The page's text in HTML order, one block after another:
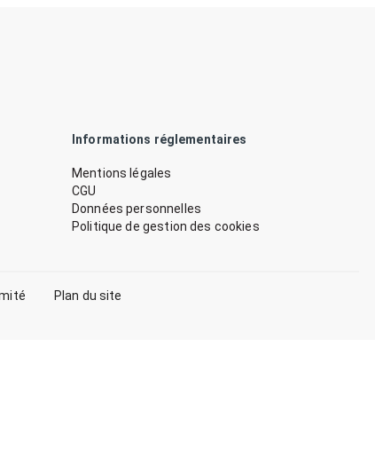
Informations réglementaires
Mentions légales
CGU
Données personnelles
Politique de gestion des cookies
Plan du site